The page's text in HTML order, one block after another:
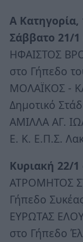
Α Κατηγορία,
Σάββατο 21/1
ΗΦΑΙΣΤΟΣ
στο Γήπεδο
ΜΟΛΑΪΚΟΣ -
Δημοτικό
ΑΜΙΛΛΑ ΑΓ.
Ε. Κ. Ε.Π.Σ.
Κυριακή 22/1
ΑΤΡΟΜΗΤΟΣ
Γήπεδο
ΕΥΡΩΤΑΣ
στο Γήπεδο